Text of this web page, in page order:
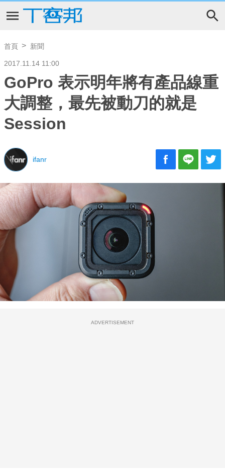
首頁 新聞
2017.11.14 11:00
GoPro 表示明年將有產品線重
大調整，最先被動刀的就是
Session
ifanr
ADVERTISEMENT